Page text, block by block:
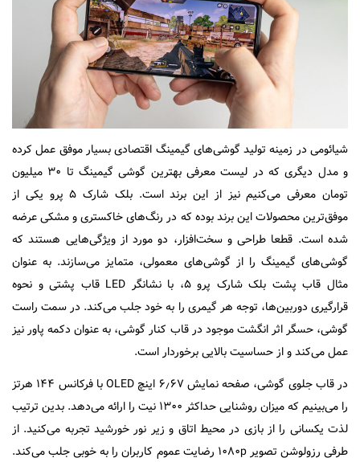
شیائومی در زمینه تولید گوشی‌های گیمینگ اقتصادی بسیار موفق عمل کرده
و مدل دیگری که در لیست معرفی بهترین گوشی گیمینگ تا ۳۰ میلیون
تومان معرفی می‌کنیم نیز از این برند است. بلک شارک ۵ پرو یکی از
موفق‌ترین محصولات این برند بوده که در رنگ‌های خاکستری و مشکی عرضه
شده است. قطعا طراحی و سخت‌افزار، دو مورد از ویژگی‌هایی هستند که
گوشی‌های گیمینگ را از گوشی‌های معمولی، متمایز می‌سازند. به عنوان
مثال قاب پشت بلک شارک پرو ۵، با نشانگر LED قاب پشتی و نحوه
قرارگیری دوربین‌ها، توجه هر گیمری را به خود جلب می‌کند. در سمت راست
گوشی، حسگر اثر انگشت موجود در قاب کنار گوشی، به عنوان دکمه پاور نیز
عمل می‌کند و از حساسیت بالایی برخوردار است.
در قاب جلوی گوشی، صفحه نمایش ۶٫۶۷ اینچ OLED با فرکانس ۱۴۴ هرتز
را می‌بینیم که میزان روشنایی حداکثر ۱۳۰۰ نیت را ارائه می‌دهد. بدین ترتیب
لذت یکسانی را از بازی در محیط اتاق و زیر نور خورشید تجربه می‌کنید. از
طرفی رزولوشن تصویر ۱۰۸۰p رضایت عموم کاربران را به خوبی جلب می‌کند.